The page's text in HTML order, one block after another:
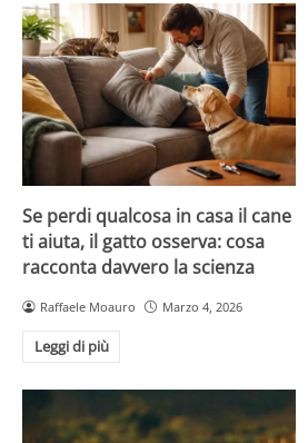
Se perdi qualcosa in casa il cane
ti aiuta, il gatto osserva: cosa
racconta davvero la scienza
Raffaele Moauro Marzo 4, 2026
Leggi di più